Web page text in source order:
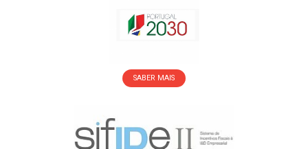
SABER MAIS